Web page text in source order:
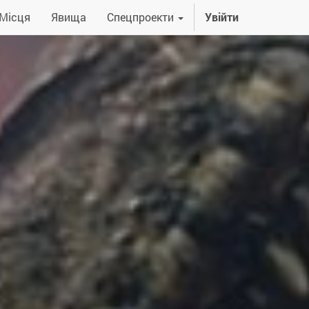
Явища Спецпроекти Увійти